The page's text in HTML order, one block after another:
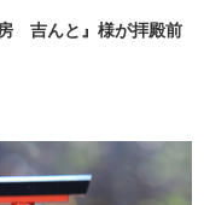
吉んと』様が拝殿前